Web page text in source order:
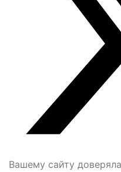
Вашему сайту